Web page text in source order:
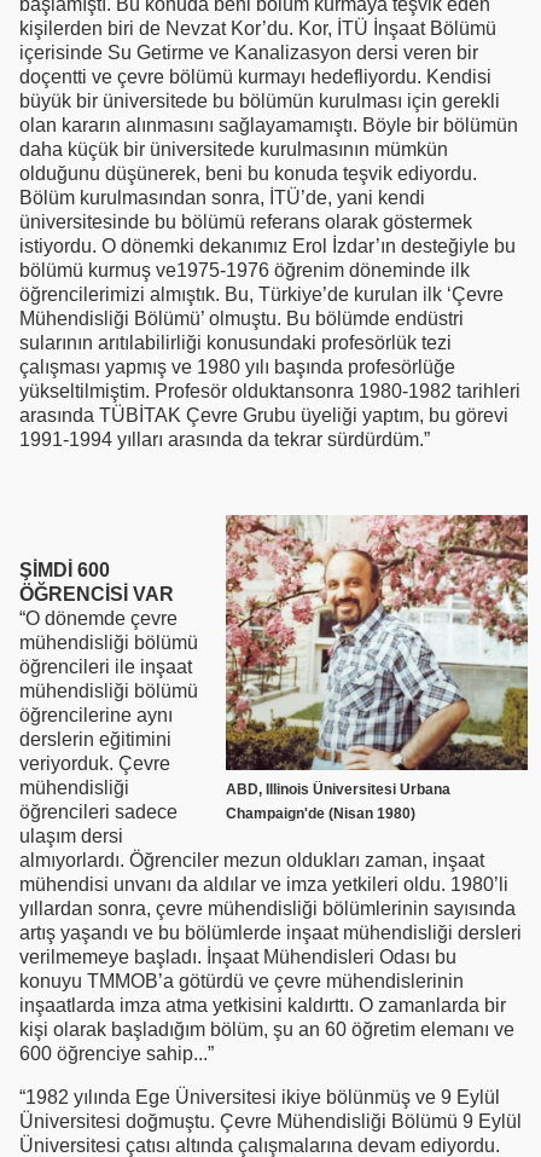
kişilerden biri de Nevzat Kor’du. Kor, İTÜ İnşaat Bölümü
içerisinde Su Getirme ve Kanalizasyon dersi veren bir
doçentti ve çevre bölümü kurmayı hedefliyordu. Kendisi
büyük bir üniversitede bu bölümün kurulması için gerekli
olan kararın alınmasını sağlayamamıştı. Böyle bir bölümün
daha küçük bir üniversitede kurulmasının mümkün
olduğunu düşünerek, beni bu konuda teşvik ediyordu.
Bölüm kurulmasından sonra, İTÜ’de, yani kendi
üniversitesinde bu bölümü referans olarak göstermek
istiyordu. O dönemki dekanımız Erol İzdar’ın desteğiyle bu
bölümü kurmuş ve1975-1976 öğrenim döneminde ilk
öğrencilerimizi almıştık. Bu, Türkiye’de kurulan ilk ‘Çevre
Mühendisliği Bölümü’ olmuştu. Bu bölümde endüstri
sularının arıtılabilirliği konusundaki profesörlük tezi
çalışması yapmış ve 1980 yılı başında profesörlüğe
yükseltilmiştim. Profesör olduktansonra 1980-1982 tarihleri
arasında TÜBİTAK Çevre Grubu üyeliği yaptım, bu görevi
1991-1994 yılları arasında da tekrar sürdürdüm.”
ABD, Illinois Üniversitesi Urbana
Champaign'de (Nisan 1980)
ŞİMDİ 600
ÖĞRENCİSİ VAR
“O dönemde çevre
mühendisliği bölümü
öğrencileri ile inşaat
mühendisliği bölümü
öğrencilerine aynı
derslerin eğitimini
veriyorduk. Çevre
mühendisliği
öğrencileri sadece
ulaşım dersi
almıyorlardı. Öğrenciler mezun oldukları zaman, inşaat
mühendisi unvanı da aldılar ve imza yetkileri oldu. 1980’li
yıllardan sonra, çevre mühendisliği bölümlerinin sayısında
artış yaşandı ve bu bölümlerde inşaat mühendisliği dersleri
verilmemeye başladı. İnşaat Mühendisleri Odası bu
konuyu TMMOB’a götürdü ve çevre mühendislerinin
inşaatlarda imza atma yetkisini kaldırttı. O zamanlarda bir
kişi olarak başladığım bölüm, şu an 60 öğretim elemanı ve
600 öğrenciye sahip...”
“1982 yılında Ege Üniversitesi ikiye bölünmüş ve 9 Eylül
Üniversitesi doğmuştu. Çevre Mühendisliği Bölümü 9 Eylül
Üniversitesi çatısı altında çalışmalarına devam ediyordu.